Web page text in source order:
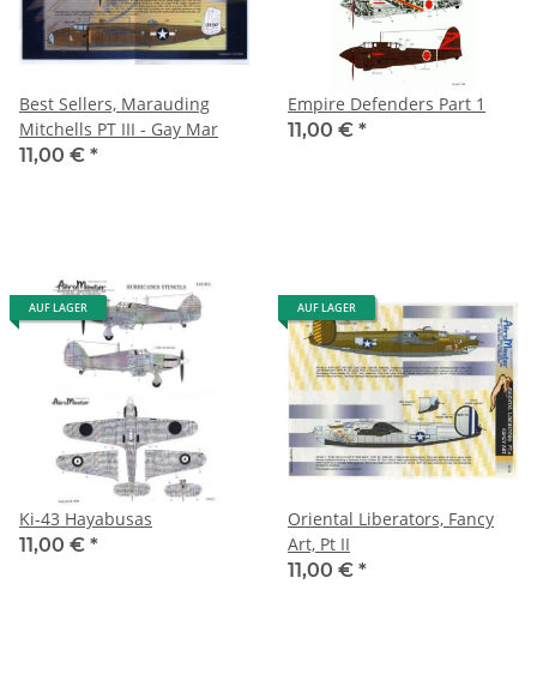
Best Sellers, Marauding
Mitchells PT III - Gay Mar
11,00 € *
Empire Defenders Part 1
11,00 € *
AUF LAGER
Ki-43 Hayabusas
11,00 € *
AUF LAGER
Oriental Liberators, Fancy
Art, Pt II
11,00 € *